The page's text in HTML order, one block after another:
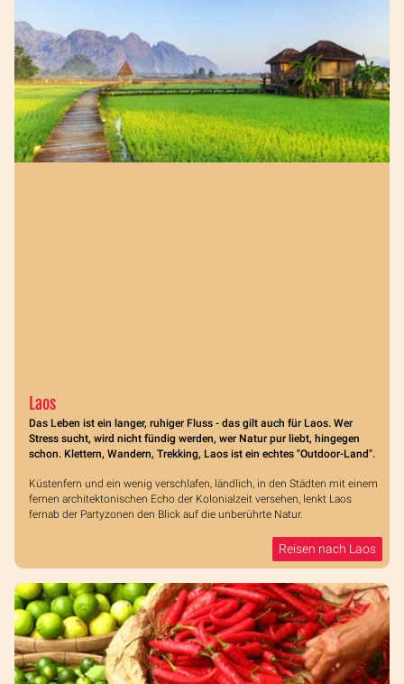
Laos
Das Leben ist ein langer, ruhiger Fluss - das gilt auch für Laos. Wer
Stress sucht, wird nicht fündig werden, wer Natur pur liebt, hingegen
schon. Klettern, Wandern, Trekking, Laos ist ein echtes "Outdoor-Land".
Küstenfern und ein wenig verschlafen, ländlich, in den Städten mit einem
fernen architektonischen Echo der Kolonialzeit versehen, lenkt Laos
fernab der Partyzonen den Blick auf die unberührte Natur.
Reisen nach Laos